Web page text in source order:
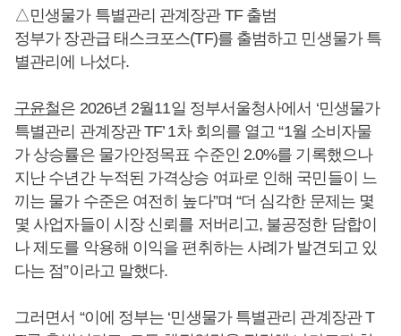
△민생물가 특별관리 관계장관 TF 출범
정부가 장관급 태스크포스(TF)를 출범하고 민생물가 특
별관리에 나섰다.
구윤철은 2026년 2월11일 정부서울청사에서 ‘민생물가
특별관리 관계장관 TF’ 1차 회의를 열고 “1월 소비자물
가 상승률은 물가안정목표 수준인 2.0%를 기록했으나
지난 수년간 누적된 가격상승 여파로 인해 국민들이 느
끼는 물가 수준은 여전히 높다”며 “더 심각한 문제는 몇
몇 사업자들이 시장 신뢰를 저버리고, 불공정한 담합이
나 제도를 악용해 이익을 편취하는 사례가 발견되고 있
다는 점”이라고 말했다.
그러면서 “이에 정부는 ‘민생물가 특별관리 관계장관 T